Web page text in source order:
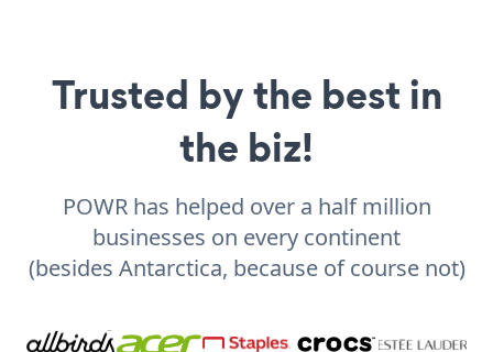
Trusted by the best in
the biz!
POWR has helped over a half million
businesses on every continent
(besides Antarctica, because of course not)